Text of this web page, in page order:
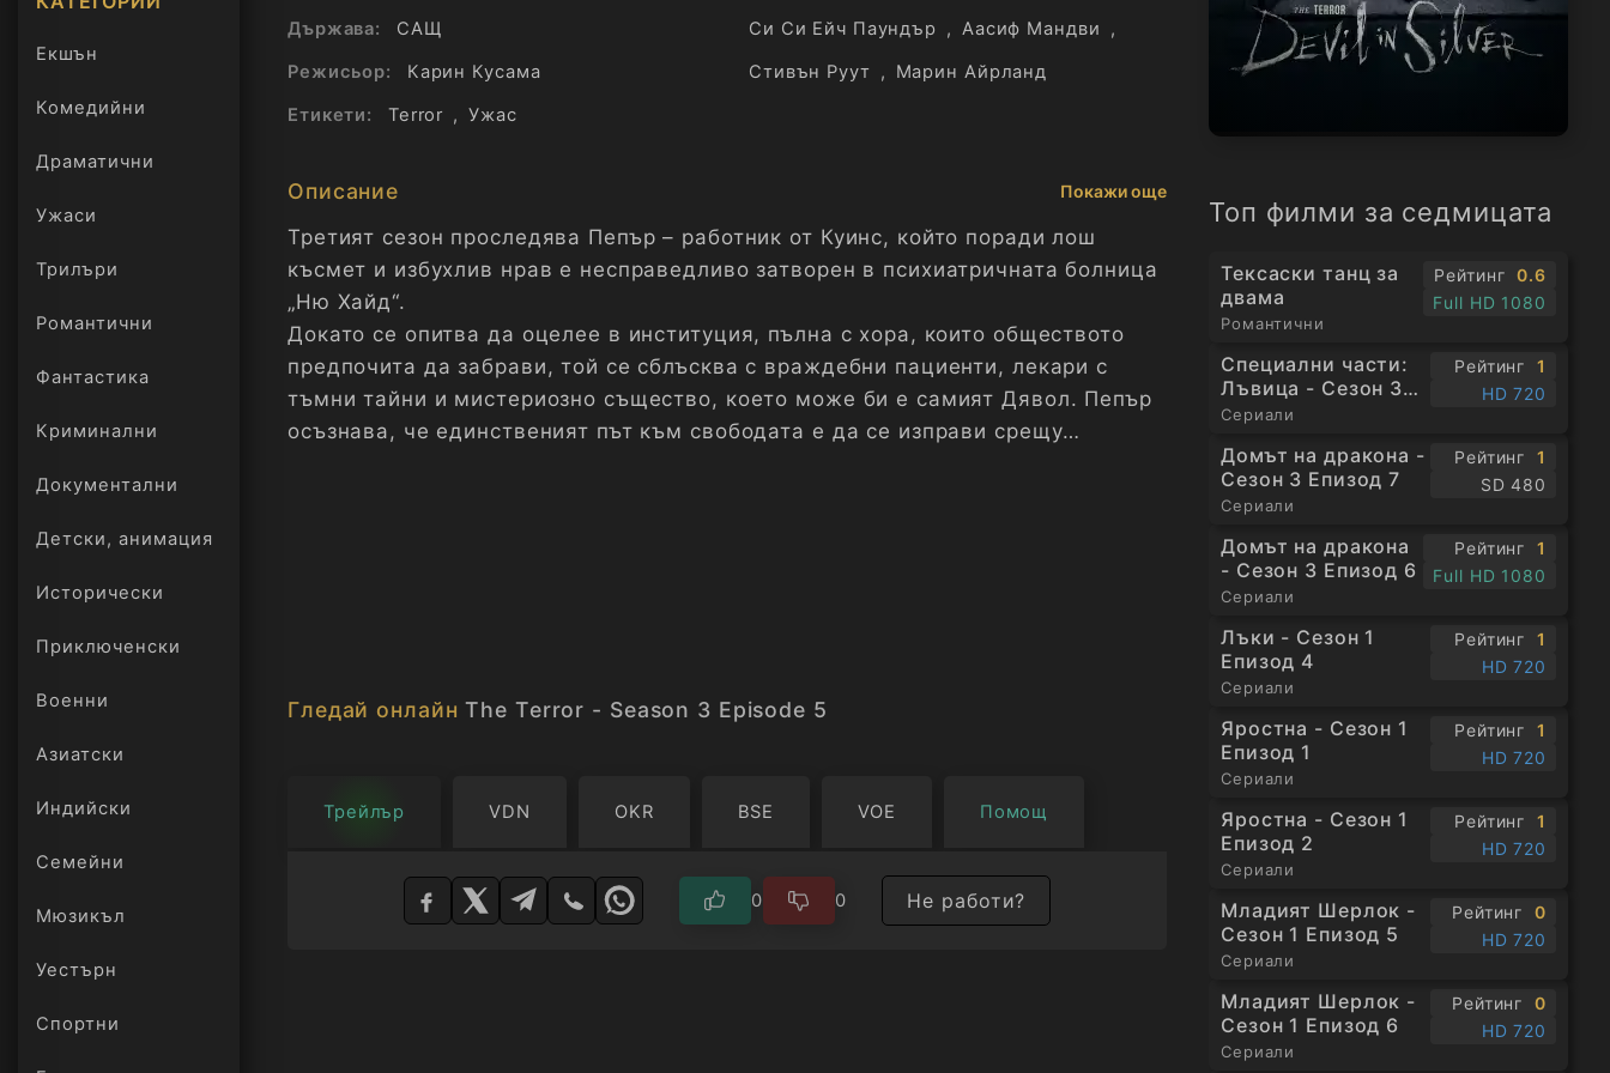
Екшън
Комедийни
Драматични
Ужаси
Трилъри
онлайн
Романтични
Фантастика
Криминални
Документални
Детски, анимация
Исторически
Приключенски
Военни
Азиатски
Индийски
Семейни
Мюзикъл
Уестърн
Спортни
Топ филми за седмицата
Тексаски танц за
двама
Романтични
Рейтинг
0.6
Full HD 1080
Специални части:
Лъвица - Сезон 3
Епизод 1
Сериали
Рейтинг
1
HD 720
Домът на дракона -
Сезон 3 Епизод 7
Сериали
Рейтинг
1
SD 480
Домът на дракона
- Сезон 3 Епизод 6
Сериали
Рейтинг
1
Full HD 1080
Лъки - Сезон 1
Епизод 4
Сериали
Рейтинг
1
HD 720
Яростна - Сезон 1
Епизод 1
Сериали
Рейтинг
1
HD 720
Яростна - Сезон 1
Епизод 2
Сериали
Рейтинг
1
HD 720
Младият Шерлок -
Сезон 1 Епизод 5
Сериали
Рейтинг
0
HD 720
Младият Шерлок -
Сезон 1 Епизод 6
Сериали
Рейтинг
0
HD 720
Държава:
САЩ
Режисьор:
Карин Кусама
Етикети:
Terror , Ужас
Си Си Ейч Паундър
, Аасиф Мандви
,
Стивън Руут , Марин Айрланд
Описание Покажи още
Третият сезон проследява Пепър – работник от Куинс, който поради лош
късмет и избухлив нрав е несправедливо затворен в психиатричната болница
„Ню Хайд“.
Докато се опитва да оцелее в институция, пълна с хора, които обществото
предпочита да забрави, той се сблъсква с враждебни пациенти, лекари с
тъмни тайни и мистериозно същество, което може би е самият Дявол. Пепър
осъзнава, че единственият път към свободата е да се изправи срещу
Гледай онлайнThe Terror - Season 3 Episode 5
Трейлър VDN OKR BSE VOE Помощ
0 0 Не работи?